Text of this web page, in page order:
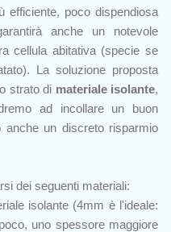
efficiente, poco dispendiosa
anche un notevole
cellula abitativa (specie se
La soluzione proposta
strato di materiale isolante,
ad incollare un buon
un discreto risparmio
dei seguenti materiali:
isolante (4mm è l'ideale:
uno spessore maggiore